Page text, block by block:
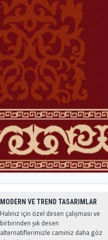
MODERN VE TREND TASARIMLAR
Halınız için özel desen çalışması ve
birbirinden şık desen
alternatiflerimizle caminiz daha göz